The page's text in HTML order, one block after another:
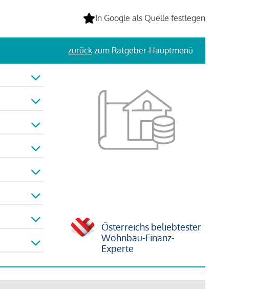
In Google als Quelle festlegen
zurück zum Ratgeber-Hauptmenü
Österreichs beliebtester
Wohnbau-Finanz-
Experte